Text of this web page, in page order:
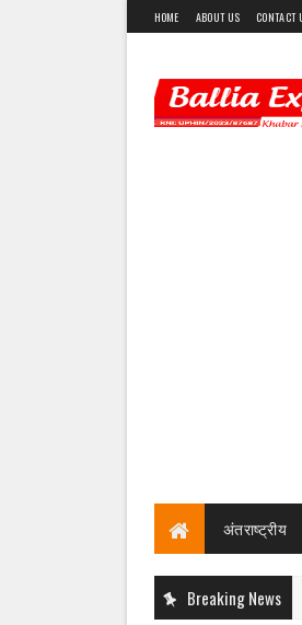
HOME ABOUT US CONTACT
अंतराष्ट्रीय
Breaking News